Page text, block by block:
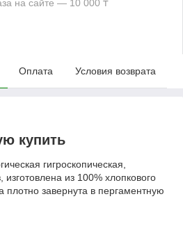
на сайте — 10 000 ₸
Оплата Условия возврата
купить
гигроскопическая,
из 100% хлопкового
плотно завернута в пергаментную